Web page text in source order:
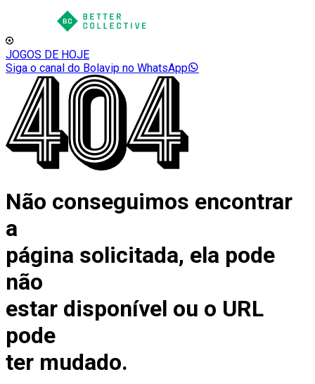
JOGOS DE HOJE
Siga o canal do Bolavip no WhatsApp
Não conseguimos encontrar
a
página solicitada, ela pode
não
estar disponível ou o URL
pode
ter mudado.